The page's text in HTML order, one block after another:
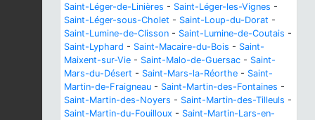
Saint-Léger-de-Linières - Saint-Léger-les-Vignes -
Saint-Léger-sous-Cholet - Saint-Loup-du-Dorat -
Saint-Lumine-de-Clisson - Saint-Lumine-de-Coutais -
Saint-Lyphard - Saint-Macaire-du-Bois - Saint-
Maixent-sur-Vie - Saint-Malo-de-Guersac - Saint-
Mars-du-Désert - Saint-Mars-la-Réorthe - Saint-
Martin-de-Fraigneau - Saint-Martin-des-Fontaines -
Saint-Martin-des-Noyers - Saint-Martin-des-Tilleuls -
Saint-Martin-du-Fouilloux - Saint-Martin-Lars-en-